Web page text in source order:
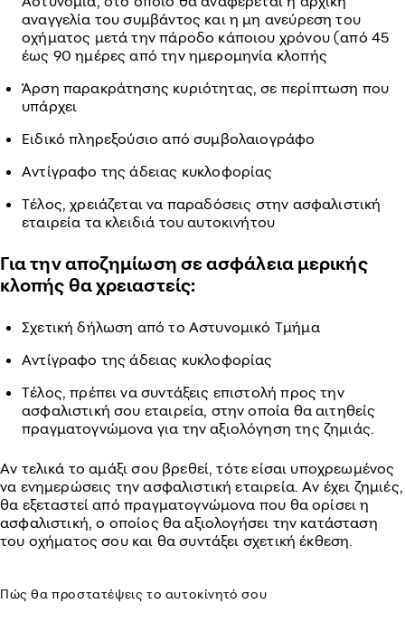
αναγγελία του συμβάντος και η μη ανεύρεση του
οχήματος μετά την πάροδο κάποιου χρόνου (από 45
έως 90 ημέρες από την ημερομηνία κλοπής
Άρση παρακράτησης κυριότητας, σε περίπτωση που
υπάρχει
Ειδικό πληρεξούσιο από συμβολαιογράφο
Αντίγραφο της άδειας κυκλοφορίας
Τέλος, χρειάζεται να παραδόσεις στην ασφαλιστική
εταιρεία τα κλειδιά του αυτοκινήτου
Για την αποζημίωση σε ασφάλεια μερικής
κλοπής θα χρειαστείς:
Σχετική δήλωση από το Αστυνομικό Τμήμα
Αντίγραφο της άδειας κυκλοφορίας
Τέλος, πρέπει να συντάξεις επιστολή προς την
ασφαλιστική σου εταιρεία, στην οποία θα αιτηθείς
πραγματογνώμονα για την αξιολόγηση της ζημιάς.
Αν τελικά το αμάξι σου βρεθεί, τότε είσαι υποχρεωμένος
να ενημερώσεις την ασφαλιστική εταιρεία. Αν έχει ζημιές,
θα εξεταστεί από πραγματογνώμονα που θα ορίσει η
ασφαλιστική, ο οποίος θα αξιολογήσει την κατάσταση
του οχήματος σου και θα συντάξει σχετική έκθεση.
Πώς θα προστατέψεις το αυτοκίνητό σου